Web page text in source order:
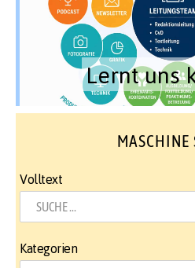
Lernt uns
MASCHINE
Volltext
Kategorien